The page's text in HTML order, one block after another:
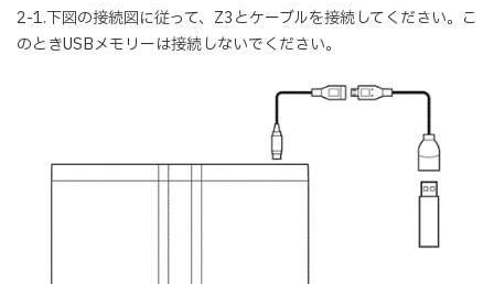
2-1.下図の接続図に従って、Z3とケーブルを接続してください。こ
のときUSBメモリーは接続しないでください。